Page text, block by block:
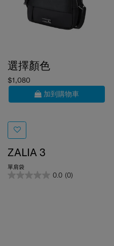
選擇顏色
$1,080
加到購物車
ZALIA 3
單肩袋
0.0 (0)